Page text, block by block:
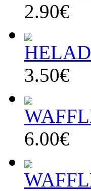
2.90€
3.50€
6.00€